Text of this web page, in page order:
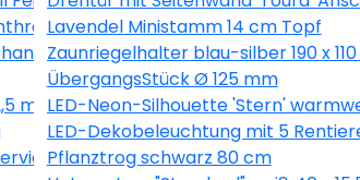
Lavendel Ministamm 14 cm Topf
6 Stück
Zaunriegelhalter blau-silber 190 x
ÜbergangsStück Ø 125 mm
m LED-Neon-Silhouette 'Stern'
LED-Dekobeleuchtung mit 5
2,5 l
Pflanztrog schwarz 80 cm